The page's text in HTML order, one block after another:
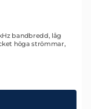
bandbredd, låg
höga strömmar,